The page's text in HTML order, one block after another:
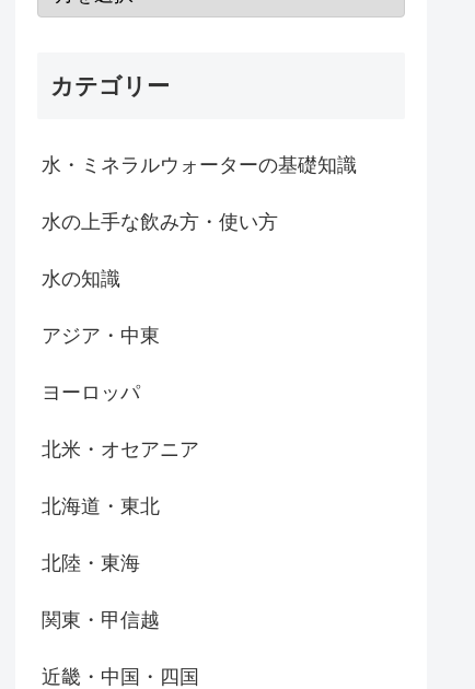
カテゴリー
水・ミネラルウォーターの基礎知識
水の上手な飲み方・使い方
水の知識
アジア・中東
ヨーロッパ
北米・オセアニア
北海道・東北
北陸・東海
関東・甲信越
近畿・中国・四国